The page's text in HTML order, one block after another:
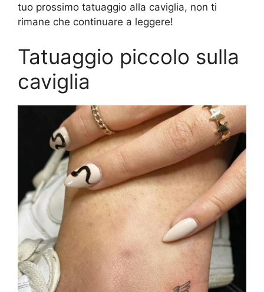
tuo prossimo tatuaggio alla caviglia, non ti
rimane che continuare a leggere!
Tatuaggio piccolo sulla
caviglia